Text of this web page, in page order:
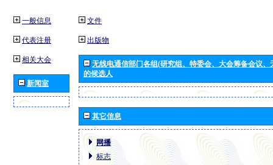
一般信息
代表注册
相关大会
新闻室
文件
出版物
无线电通信部门各组(研究组、特委会、大会筹备会议
的候选人
其它信息
网播
标志